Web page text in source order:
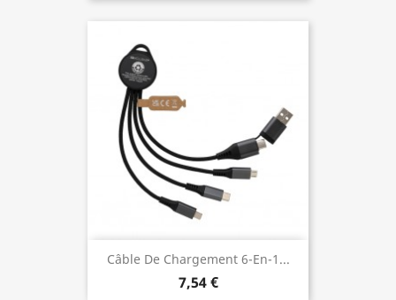
Câble De Chargement 6-En-1...
7,54 €